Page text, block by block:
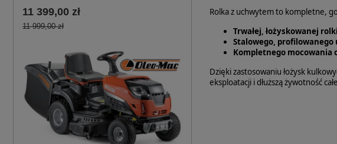
11 399,00 zł
11 999,00 zł
Rolka z uchwytem to kompletne,
Trwałej, łożyskowanej rolki
Stalowego, profilowanego
Kompletnego mocowania
Dzięki zastosowaniu łożysk
eksploatacji i dłuższą żywotność